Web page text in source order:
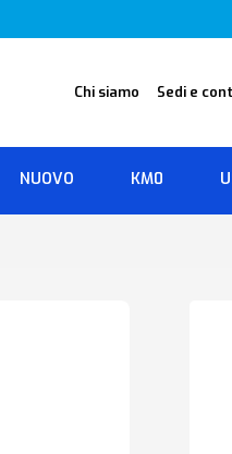
Chi siamo Sedi e
NUOVO KM0